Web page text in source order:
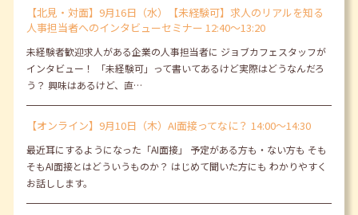
【北見・対面】9月16日（水）【未経験可】求人のリアルを知る
人事担当者へのインタビューセミナー 12:40～13:20
未経験者歓迎求人がある企業の人事担当者に ジョブカフェスタッフが
インタビュー！ 「未経験可」って書いてあるけど実際はどうなんだろ
う？ 興味はあるけど、直…
【オンライン】9月10日（木）AI面接ってなに？ 14:00～14:30
最近耳にするようになった「AI面接」 予定がある方も・ない方も そも
そもAI面接とはどういうものか？ はじめて聞いた方にも わかりやすく
お話しします。